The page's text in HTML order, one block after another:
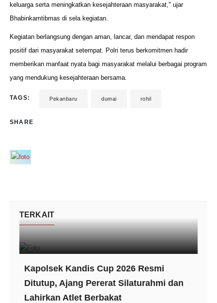
keluarga serta meningkatkan kesejahteraan masyarakat," ujar
Bhabinkamtibmas di sela kegiatan.
Kegiatan berlangsung dengan aman, lancar, dan mendapat respon
positif dari masyarakat setempat. Polri terus berkomitmen hadir
memberikan manfaat nyata bagi masyarakat melalui berbagai program
yang mendukung kesejahteraan bersama.
TAGS: Pekanbaru dumai rohil
SHARE
TERKAIT
Kapolsek Kandis Cup 2026 Resmi
Ditutup, Ajang Pererat Silaturahmi dan
Lahirkan Atlet Berbakat